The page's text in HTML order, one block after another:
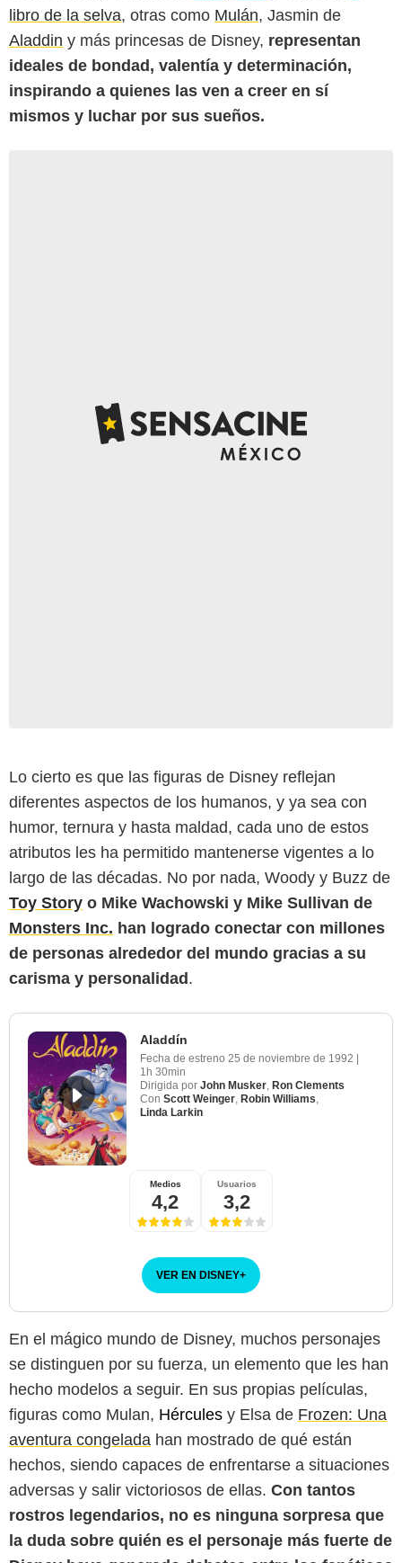
libro de la selva, otras como Mulán, Jasmin de
Aladdin y más princesas de Disney, representan
ideales de bondad, valentía y determinación,
inspirando a quienes las ven a creer en sí
mismos y luchar por sus sueños.
Lo cierto es que las figuras de Disney reflejan
diferentes aspectos de los humanos, y ya sea con
humor, ternura y hasta maldad, cada uno de estos
atributos les ha permitido mantenerse vigentes a lo
largo de las décadas. No por nada, Woody y Buzz de
Toy Story o Mike Wachowski y Mike Sullivan de
Monsters Inc. han logrado conectar con millones
de personas alrededor del mundo gracias a su
carisma y personalidad.
Aladdín
Fecha de estreno 25 de noviembre de 1992 |
1h 30min
Dirigida por John Musker Ron Clements
Con Scott Weinger Robin Williams
Linda Larkin
Medios
4,2
Usuarios
3,2
VER EN DISNEY+
En el mágico mundo de Disney, muchos personajes
se distinguen por su fuerza, un elemento que les han
hecho modelos a seguir. En sus propias películas,
figuras como Mulan, Hércules y Elsa de Frozen: Una
aventura congelada han mostrado de qué están
hechos, siendo capaces de enfrentarse a situaciones
adversas y salir victoriosos de ellas. Con tantos
rostros legendarios, no es ninguna sorpresa que
la duda sobre quién es el personaje más fuerte de
Disney